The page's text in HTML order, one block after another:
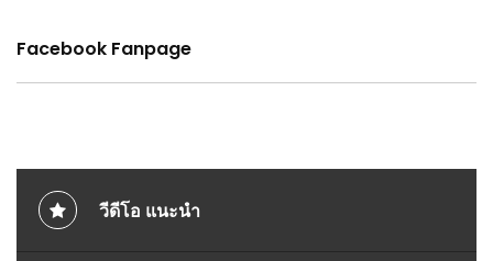
Facebook Fanpage
วีดีโอ แนะนำ